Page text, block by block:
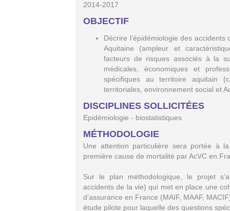
2014-2017
OBJECTIF
Décrire l’épidémiologie des
Aquitaine (ampleur et
facteurs de risques associés à la
médicales, économiques et
spécifiques au territoire aquitain
territoriales, environnement social et
DISCIPLINES SOLLICITÉES
Epidémiologie - biostatistiques
MÉTHODOLOGIE
Une attention particulière sera portée à
première cause de mortalité par AcVC en
Sur le plan méthodologique, le projet
accidents de la vie) qui met en place une
d’assurance en France (MAIF, MAAF,
étude pilote pour laquelle des questions